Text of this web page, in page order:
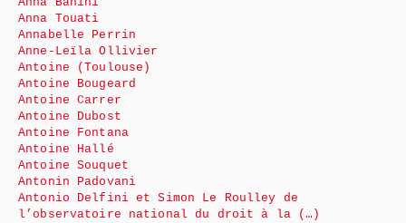
Anna Touati
Annabelle Perrin
Anne-Leïla Ollivier
Antoine (Toulouse)
Antoine Bougeard
Antoine Carrer
Antoine Dubost
Antoine Fontana
Antoine Hallé
Antoine Souquet
Antonin Padovani
Antonio Delfini et Simon Le Roulley de
l’observatoire national du droit à la (…)